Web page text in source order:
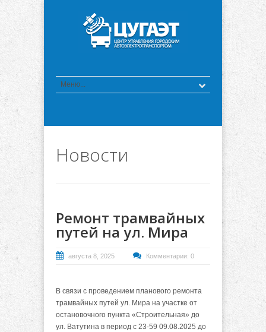
Новости
Ремонт трамвайных
путей на ул. Мира
августа 8, 2025 Комментарии: 0
В связи с проведением планового ремонта
трамвайных путей ул. Мира на участке от
остановочного пункта «Строительная» до
ул. Ватутина в период с 23-59 09.08.2025 до